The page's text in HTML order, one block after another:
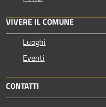
VIVERE IL COMUNE
Luoghi
Eventi
CONTATTI